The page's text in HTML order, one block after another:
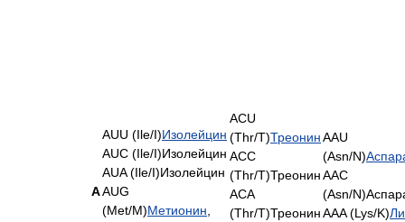
A
AUU (Ile/I)Изолейцин
AUC (Ile/I)Изолейцин
AUA (Ile/I)Изолейцин
AUG
(Met/M)Метионин
ACU
(Thr/T)Треонин
ACC
(Thr/T)Треонин
ACA
(Thr/T)Треонин
AAU
(Asn/N)
AAC
(Asn/
AAA (Lys/K)